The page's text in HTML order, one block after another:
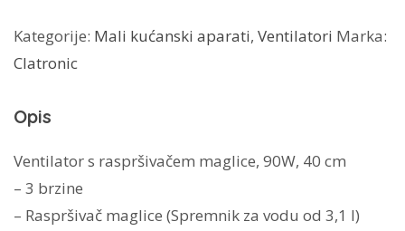
Raspršivačem
Maglice
40
cm
90W
Kategorije: Mali kućanski aparati, Ventilatori Marka:
Clatronic
Opis
Ventilator s raspršivačem maglice, 90W, 40 cm
– 3 brzine
– Raspršivač maglice (Spremnik za vodu od 3,1 l)